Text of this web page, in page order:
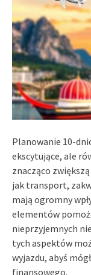
Planowanie 10-
ekscytujące, ale
znacząco
jak transport,
mają ogromny
elementów
nieprzyjemnych
tych aspektów
wyjazdu, abyś
finansowego.